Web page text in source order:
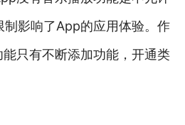
制影响了App的应用体验。作
只有不断添加功能，开通类